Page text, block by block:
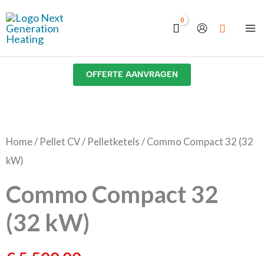
naar
de
OFFERTE AANVRAGEN
Home/ Pellet CV/ Pelletketels / Commo Compact 32 (32
kW)
Commo Compact 32
(32 kW)
32
(32
aantal